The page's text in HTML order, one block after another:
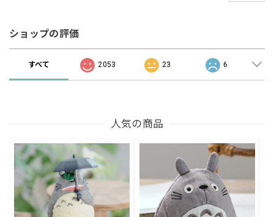
ショップの評価
すべて 2053 23 6
人気の商品